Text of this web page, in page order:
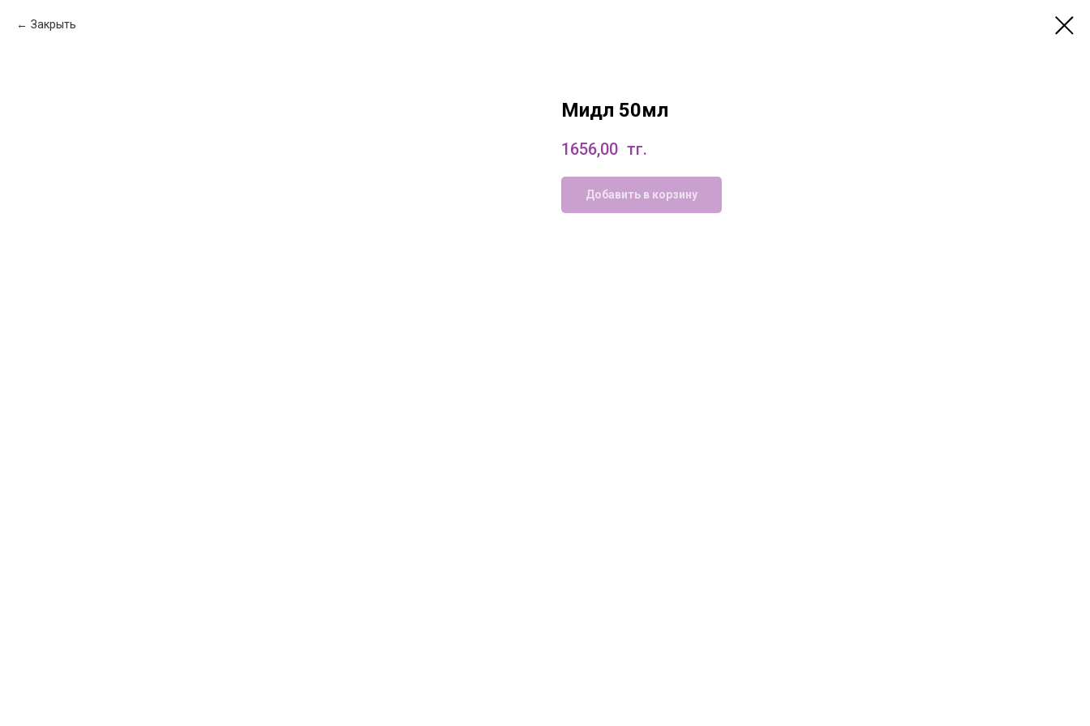
Закрыть
Мидл 50мл
1656,00 тг.
Добавить в корзину